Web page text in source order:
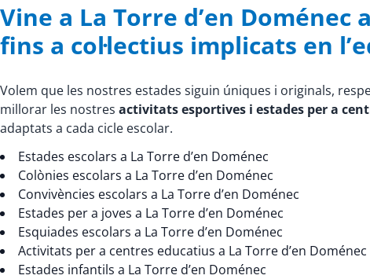
Vine a La Torre d’en
fins a col·lectius implicats en
Volem que les nostres estades siguin úniques i originals,
millorar les nostres activitats esportives i estades per a
adaptats a cada cicle escolar.
Estades escolars a La Torre d’en Doménec
Colònies escolars a La Torre d’en Doménec
Convivències escolars a La Torre d’en Doménec
Estades per a joves a La Torre d’en Doménec
Esquiades escolars a La Torre d’en Doménec
Activitats per a centres educatius a La Torre d’en Doménec
Estades infantils a La Torre d’en Doménec